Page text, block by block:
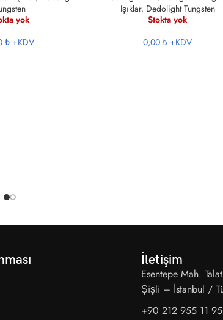
yok
₺ +KDV
Işıklar, Dedolight Tungsten
Stokta yok
0,00 ₺ +KDV
İletişim
Esentepe Mah.
Şişli – İstanbul /
+90 212 955 11 95